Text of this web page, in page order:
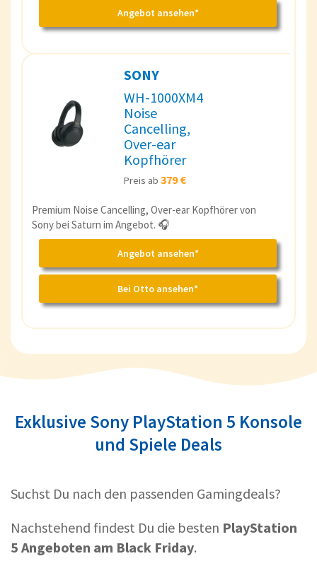
Angebot ansehen*
SONY
WH-1000XM4
Noise
Cancelling,
Over-ear
Kopfhörer
Preis ab 379 €
Premium Noise Cancelling, Over-ear Kopfhörer von
Sony bei Saturn im Angebot. 🎧
Angebot ansehen*
Bei Otto ansehen*
Exklusive Sony PlayStation 5 Konsole
und Spiele Deals
Suchst Du nach den passenden Gamingdeals?
Nachstehend findest Du die besten PlayStation
5 Angeboten am Black Friday.